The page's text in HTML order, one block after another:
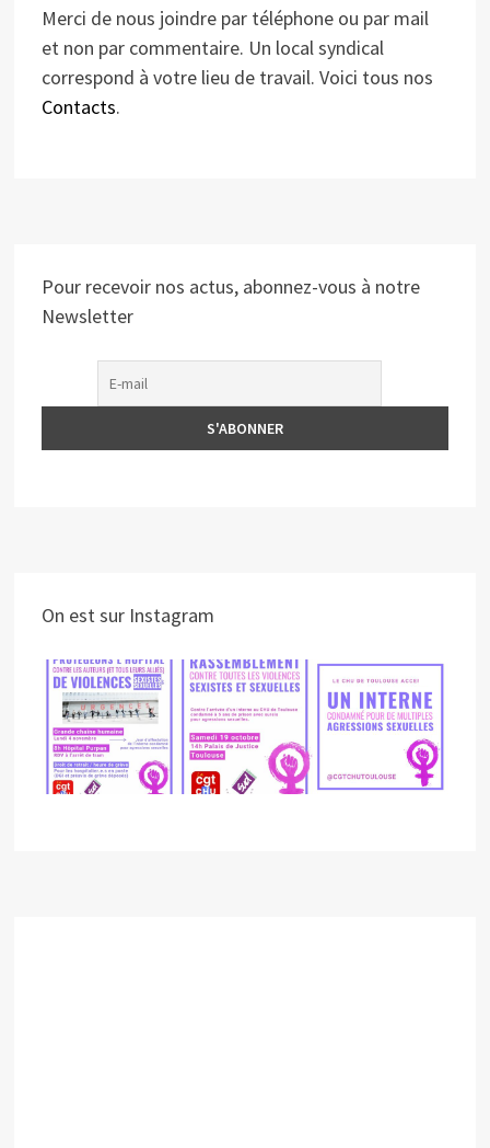
Merci de nous joindre par téléphone ou par mail
et non par commentaire. Un local syndical
correspond à votre lieu de travail. Voici tous nos
Contacts.
Pour recevoir nos actus, abonnez-vous à notre
Newsletter
On est sur Instagram